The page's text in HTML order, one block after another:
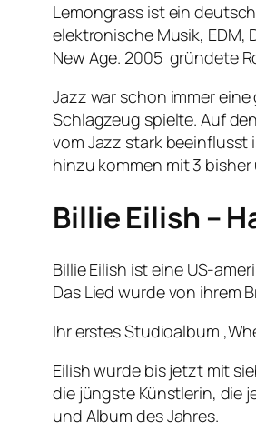
Lemongrass ist ein
elektronische Musik,
New Age. 2005 gründete
Jazz war schon immer
Schlagzeug spielte. Auf
vom Jazz stark beeinflusst
hinzu kommen mit 3
Billie Eilish –
Billie Eilish ist eine US-
Das Lied wurde von ihrem
Ihr erstes Studioalbum
Eilish wurde bis jetzt mit
die jüngste Künstlerin, die
und Album des Jahres.